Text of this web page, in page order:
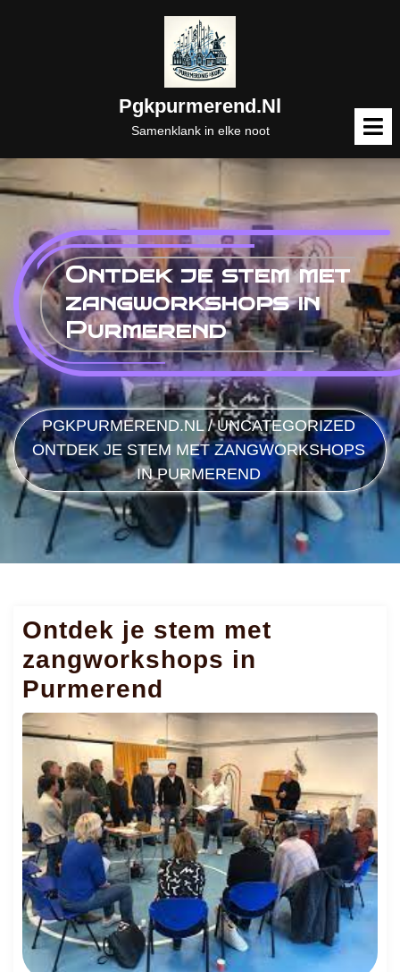
Pgkpurmerend.nl
Samenklank in elke noot
Ontdek je stem met
zangworkshops in
Purmerend
PGKPURMEREND.NL /UNCATEGORIZED
ONTDEK JE STEM MET ZANGWORKSHOPS
IN PURMEREND
Ontdek je stem met
zangworkshops in
Purmerend